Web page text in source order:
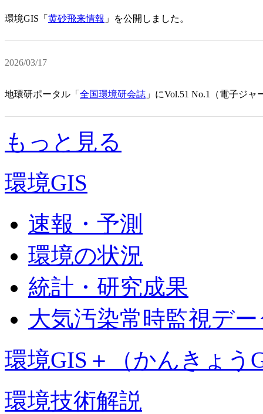
環境GIS「 黄砂飛来情報 」を公開しました。
2026/03/17
地環研ポータル「 全国環境研会誌 」にVol.51 No.1（電子ジ
もっと見る
環境GIS
速報・予測
環境の状況
統計・研究成果
大気汚染常時監視デ
環境GIS＋（かんきょう
環境技術解説